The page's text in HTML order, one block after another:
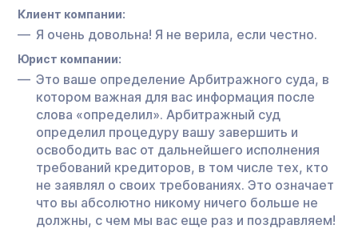
Клиент компании:
Я очень довольна! Я не верила, если честно.
Юрист компании:
Это ваше определение Арбитражного суда, в
котором важная для вас информация после
слова «определил». Арбитражный суд
определил процедуру вашу завершить и
освободить вас от дальнейшего исполнения
требований кредиторов, в том числе тех, кто
не заявлял о своих требованиях. Это означает
что вы абсолютно никому ничего больше не
должны, с чем мы вас еще раз и поздравляем!